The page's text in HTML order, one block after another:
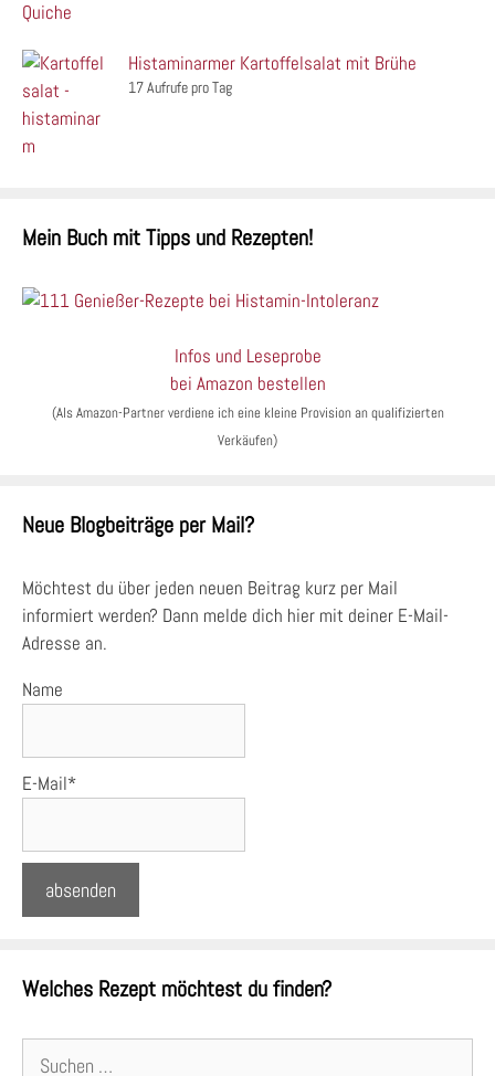
Histaminarmer Kartoffelsalat mit Brühe
17 Aufrufe pro Tag
Mein Buch mit Tipps und Rezepten!
Infos und Leseprobe
bei Amazon bestellen
(Als Amazon-Partner verdiene ich eine kleine Provision an qualifizierten
Verkäufen)
Neue Blogbeiträge per Mail?
Möchtest du über jeden neuen Beitrag kurz per Mail
informiert werden? Dann melde dich hier mit deiner E-Mail-
Adresse an.
Name
E-Mail*
Welches Rezept möchtest du finden?